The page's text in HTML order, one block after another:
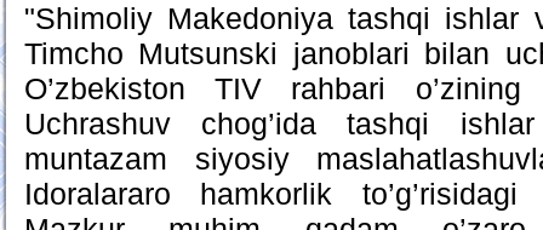
"Shimoliy Makedoniya tashqi ishlar
Timcho Mutsunski janoblari bilan
O’zbekiston TIV rahbari
Uchrashuv chog’ida tashqi
muntazam siyosiy
Idoralararo hamkorlik